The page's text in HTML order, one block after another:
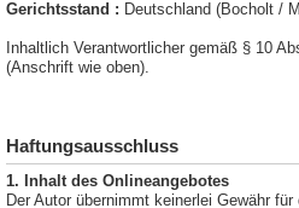
Gerichtsstand : Deutschland (Bocholt /
Inhaltlich Verantwortlicher gemäß § 10
(Anschrift wie oben).
Haftungsausschluss
1. Inhalt des Onlineangebotes
Der Autor übernimmt keinerlei Gewähr